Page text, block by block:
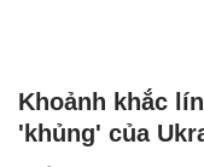
Khoảnh khắc
'khủng' của